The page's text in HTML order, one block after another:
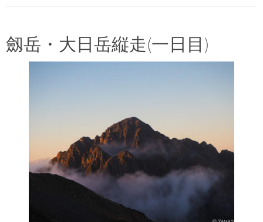
劔岳・大日岳縦走(一日目)